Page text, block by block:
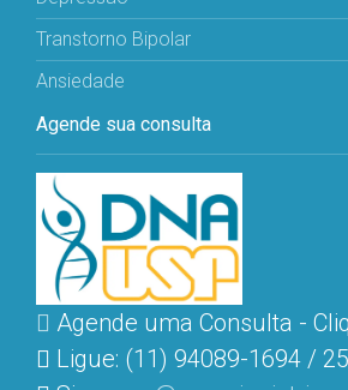
Transtorno Bipolar
Ansiedade
Agende sua consulta
Agende uma Consulta -
Ligue: (11) 94089-1694 /